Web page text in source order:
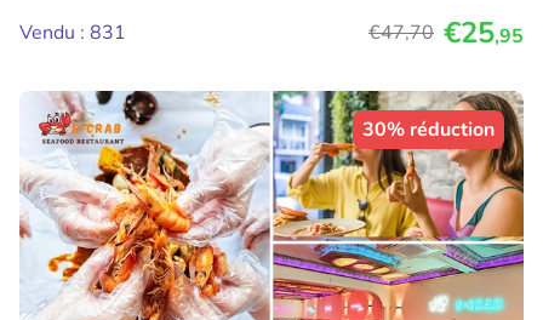
Vendu : 831
€47,70 €25,95
30% réduction